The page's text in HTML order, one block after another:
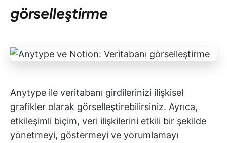
görselleştirme
Anytype ile veritabanı girdilerinizi ilişkisel
grafikler olarak görselleştirebilirsiniz. Ayrıca,
etkileşimli biçim, veri ilişkilerini etkili bir şekilde
yönetmeyi, göstermeyi ve yorumlamayı